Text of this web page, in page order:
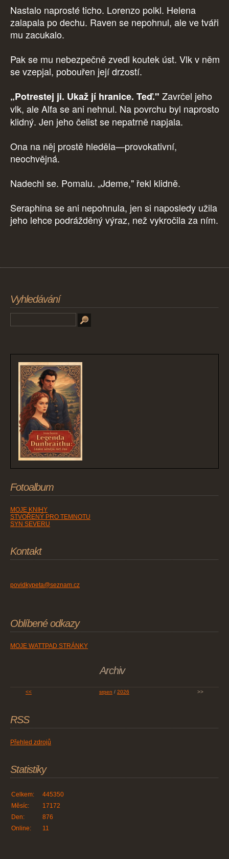
Nastalo naprosté ticho. Lorenzo polkl. Helena
zalapala po dechu. Raven se nepohnul, ale ve tváři
mu zacukalo.
Pak se mu nebezpečně zvedl koutek úst. Vlk v něm
se vzepjal, pobouřen její drzostí.
„Potrestej ji. Ukaž jí hranice. Teď." Zavrčel jeho
vlk, aleAlfa se ani nehnul. Na povrchu byl naprosto
klidný. Jen jeho čelist se nepatrně napjala.
Ona na něj prostě hleděla—provokativní,
neochvějná.
Nadechl se. Pomalu. „Jdeme," řekl klidně.
Seraphina se ani nepohnula, jen si naposledy užila
jeho lehce podrážděný výraz, než vykročila za ním.
Vyhledávání
Fotoalbum
MOJE KNIHY
STVOŘENÝ PRO TEMNOTU
SYN SEVERU
Kontakt
povidkypeta@seznam.cz
Oblíbené odkazy
MOJE WATTPAD STRÁNKY
Archiv
<< srpen / 2026 >>
RSS
Přehled zdrojů
Statistiky
Online: 11
Celkem:
445350
Měsíc:
17172
Den:
876